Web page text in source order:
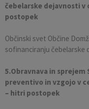
čebelarske dejavnosti v
postopek
Občinski svet Občine
sofinanciranju čebelarske
5.Obravnava in
preventivo in vzgojo v
– hitri postopek